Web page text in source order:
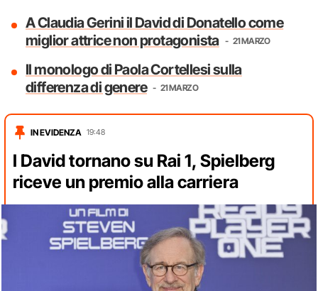
A Claudia Gerini il David di Donatello come
miglior attrice non protagonista
21 MARZO
Il monologo di Paola Cortellesi sulla
differenza di genere
21 MARZO
IN EVIDENZA 19:48
I David tornano su Rai 1, Spielberg
riceve un premio alla carriera